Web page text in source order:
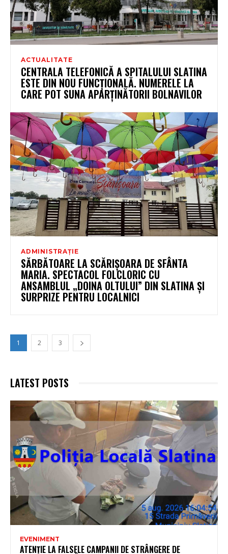
ACTUALITATE
CENTRALA TELEFONICĂ A SPITALULUI SLATINA
ESTE DIN NOU FUNCȚIONALĂ. NUMERELE LA
CARE POT SUNA APARȚINĂTORII BOLNAVILOR
ADMINISTRAȚIE
SĂRBĂTOARE LA SCĂRIȘOARA DE SFÂNTA
MARIA. SPECTACOL FOLCLORIC CU
ANSAMBLUL „DOINA OLTULUI” DIN SLATINA ȘI
SURPRIZE PENTRU LOCALNICI
1 2 3
LATEST POSTS
EVENIMENT
ATENȚIE LA FALSELE CAMPANII DE STRÂNGERE DE